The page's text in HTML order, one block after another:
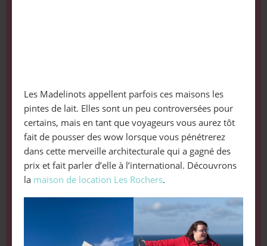
Les Madelinots appellent parfois ces maisons les
pintes de lait. Elles sont un peu controversées pour
certains, mais en tant que voyageurs vous aurez tôt
fait de pousser des wow lorsque vous pénétrerez
dans cette merveille architecturale qui a gagné des
prix et fait parler d’elle à l’international. Découvrons
la maison de location Les Rochers.